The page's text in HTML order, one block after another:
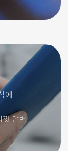
에
껏 답변